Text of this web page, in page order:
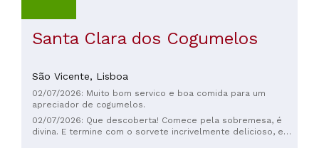
Santa Clara dos Cogumelos
São Vicente, Lisboa
02/07/2026: Muito bom servico e boa comida para um
apreciador de cogumelos.
02/07/2026: Que descoberta! Comece pela sobremesa, é
divina. E termine com o sorvete incrivelmente delicioso, e